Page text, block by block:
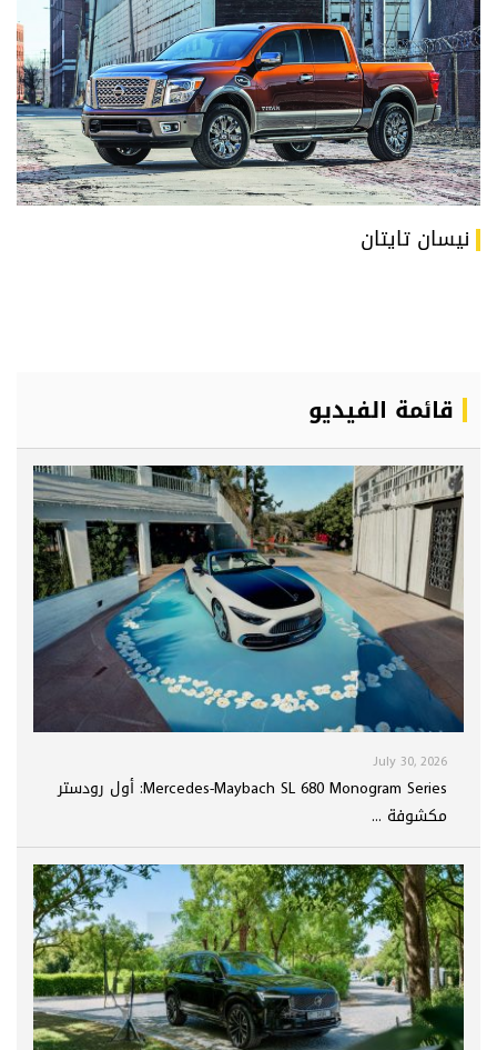
نيسان تايتان
قائمة الفيديو
July 30, 2026
Mercedes-Maybach SL 680 Monogram Series: أول رودستر
مكشوفة ...